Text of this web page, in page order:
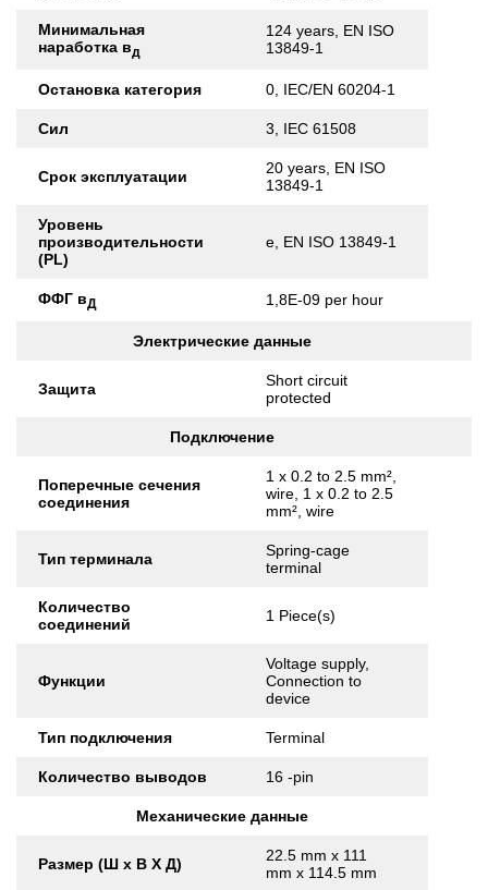
Минимальная
наработка вд
124 years, EN ISO
13849-1
Остановка категория 0, IEC/EN 60204-1
Сил 3, IEC 61508
Срок эксплуатации
20 years, EN ISO
13849-1
Уровень
производительности
(PL)
e, EN ISO 13849-1
ФФГ вД 1,8E-09 per hour
Электрические данные
Защита
Short circuit
protected
Подключение
Поперечные сечения
соединения
1 x 0.2 to 2.5 mm²,
wire, 1 x 0.2 to 2.5
mm², wire
Тип терминала
Spring-cage
terminal
Количество
соединений
1 Piece(s)
Функции
Voltage supply,
Connection to
device
Тип подключения Terminal
Количество выводов 16 -pin
Механические данные
Размер (Ш x В X Д)
22.5 mm x 111
mm x 114.5 mm